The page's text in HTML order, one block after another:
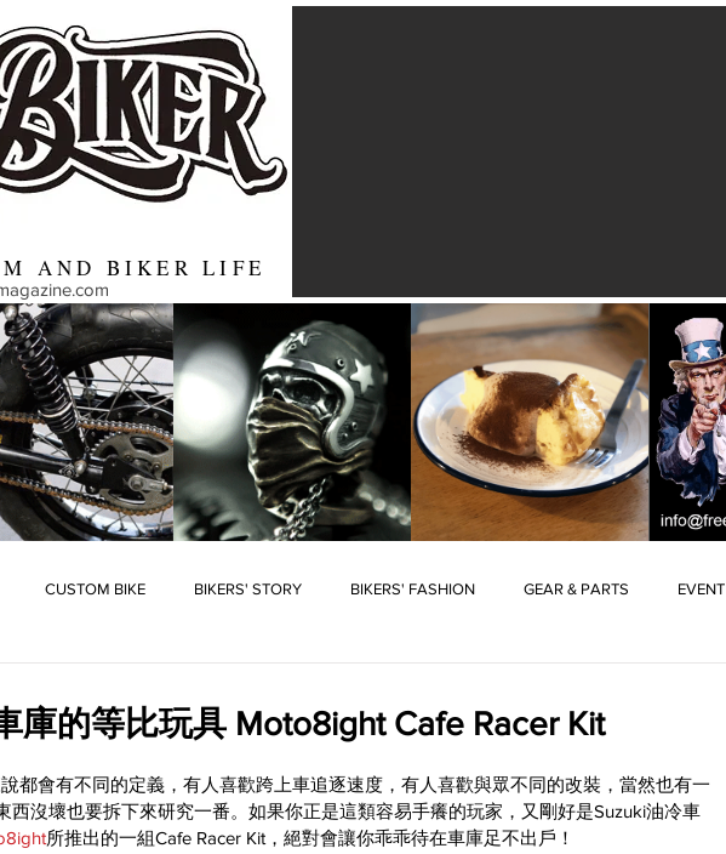
AND BIKER LIFE
CUSTOM BIKE BIKERS' STORY BIKERS' FASHION GEAR & PARTS EVENT
庫的等比玩具 Moto8ight Cafe Racer Kit
都會有不同的定義，有人喜歡跨上車追逐速度，有人喜歡與眾不同的改裝，當然也有一
西沒壞也要拆下來研究一番。如果你正是這類容易手癢的玩家，又剛好是Suzuki油冷車
所推出的一組Cafe Racer Kit，絕對會讓你乖乖待在車庫足不出戶！